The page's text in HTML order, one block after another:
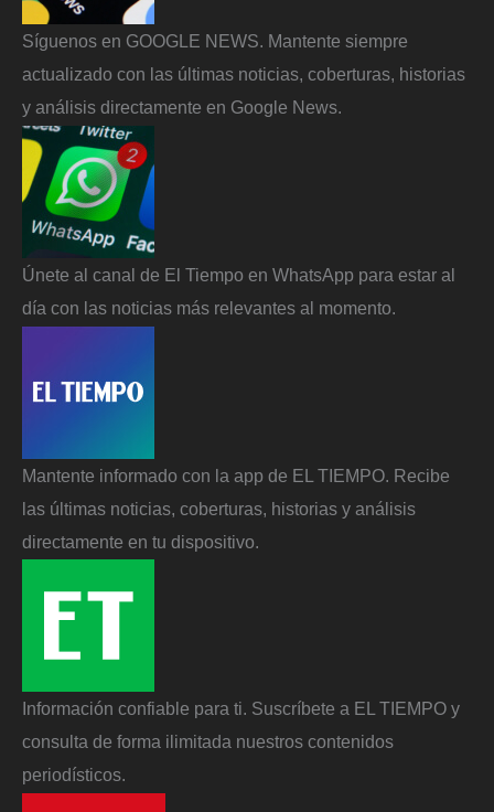
Síguenos en GOOGLE NEWS. Mantente siempre
actualizado con las últimas noticias, coberturas, historias
y análisis directamente en Google News.
Únete al canal de El Tiempo en WhatsApp para estar al
día con las noticias más relevantes al momento.
Mantente informado con la app de EL TIEMPO. Recibe
las últimas noticias, coberturas, historias y análisis
directamente en tu dispositivo.
Información confiable para ti. Suscríbete a EL TIEMPO y
consulta de forma ilimitada nuestros contenidos
periodísticos.